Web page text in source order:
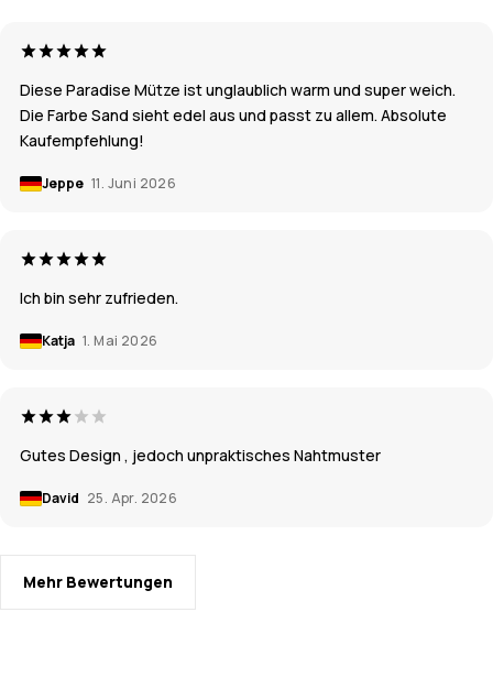
Diese Paradise Mütze ist unglaublich warm und super weich.
Die Farbe Sand sieht edel aus und passt zu allem. Absolute
Kaufempfehlung!
Jeppe 11. Juni 2026
Ich bin sehr zufrieden.
Katja 1. Mai 2026
Gutes Design , jedoch unpraktisches Nahtmuster
David 25. Apr. 2026
Mehr Bewertungen